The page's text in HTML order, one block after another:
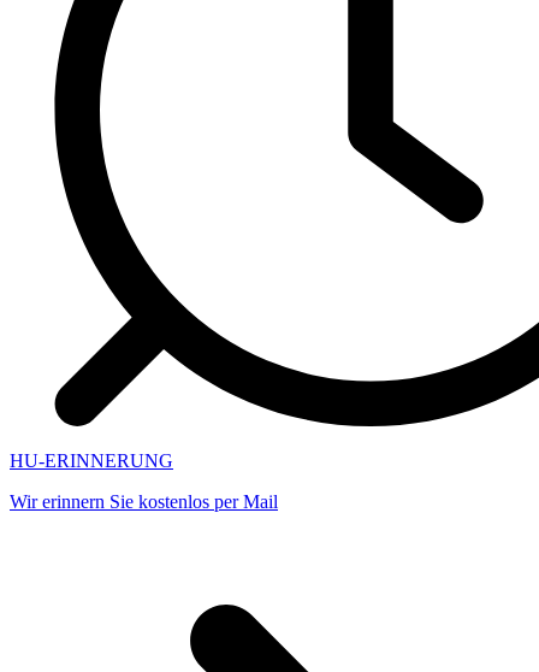
HU-ERINNERUNG
Wir erinnern Sie kostenlos per Mail